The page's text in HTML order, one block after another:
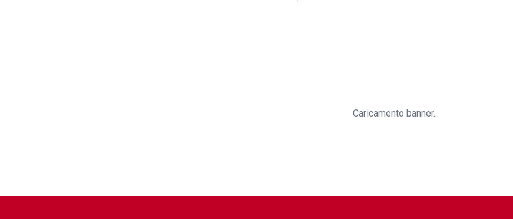
Caricamento banner...